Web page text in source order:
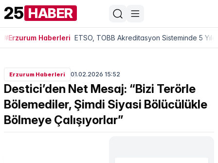
25 HABER
#Erzurum Haberleri ETSO, TOBB Akreditasyon Sisteminde 5
Erzurum Haberleri 01.02.2026 15:52
Destici’den Net Mesaj: “Bizi Terörle
Bölemediler, Şimdi Siyasi Bölücülükle
Bölmeye Çalışıyorlar”